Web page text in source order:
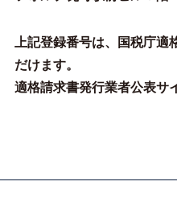
上記登録番号は、国税庁
だけます。
適格請求書発行業者公表サ